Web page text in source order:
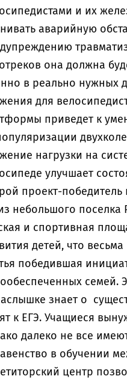
и их
аварийную
она должна
в реально нужных
для
приведет к
нагрузки на
улучшает
проект-
небольшого поселка
и спортивная
детей, что
победившая
семей.
знает о
к ЕГЭ. Учащиеся
далеко не все
в обучении
центр